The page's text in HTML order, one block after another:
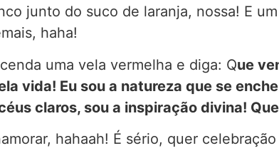
junto do suco de laranja, nossa! E
haha!
uma vela vermelha e diga: Que
vida! Eu sou a natureza que se
claros, sou a inspiração divina!
hahaah! É sério, quer